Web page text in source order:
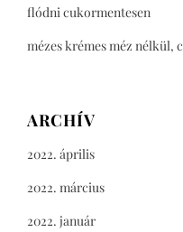
flódni cukormentesen
mézes krémes méz nélkül,
ARCHÍV
2022. április
2022. március
2022. január